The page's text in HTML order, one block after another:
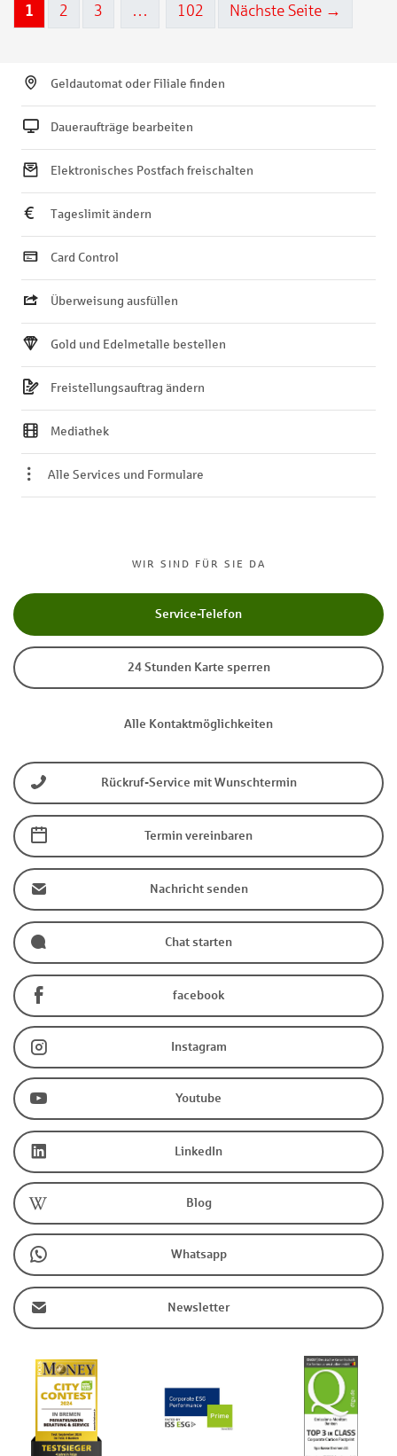
1 2 3 … 102 Nächste Seite →
WIR SIND FÜR SIE DA
Service-Telefon
24 Stunden Karte sperren
Alle Kontaktmöglichkeiten
Rückruf-Service mit Wunschtermin
Termin vereinbaren
Nachricht senden
Chat starten
facebook
Instagram
Youtube
LinkedIn
Blog
Whatsapp
Newsletter
Geldautomat oder Filiale finden
Daueraufträge bearbeiten
Elektronisches Postfach freischalten
Tageslimit ändern
Card Control
Überweisung ausfüllen
Gold und Edelmetalle bestellen
Freistellungsauftrag ändern
Mediathek
Alle Services und Formulare